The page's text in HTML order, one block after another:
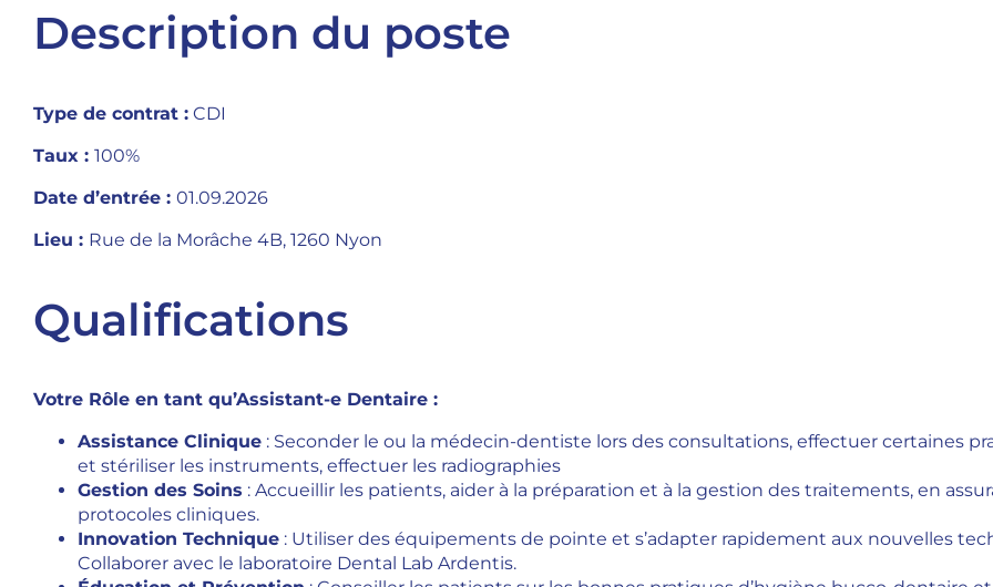
Description du poste
Type de contrat : CDI
Taux : 100%
Date d’entrée : 01.09.2026
Lieu : Rue de la Morâche 4B, 1260 Nyon
Qualifications
Votre Rôle en tant qu’Assistant-e Dentaire :
Assistance Clinique : Seconder le ou la médecin-dentiste lors des consultations, effectuer certaines
et stériliser les instruments, effectuer les radiographies
Gestion des Soins : Accueillir les patients, aider à la préparation et à la gestion des traitements, en
protocoles cliniques.
Innovation Technique : Utiliser des équipements de pointe et s’adapter rapidement aux nouvelles
Collaborer avec le laboratoire Dental Lab Ardentis.